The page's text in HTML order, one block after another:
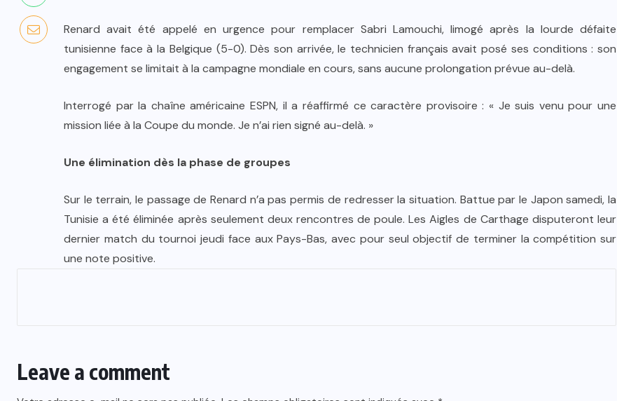
Renard avait été appelé en urgence pour remplacer Sabri Lamouchi, limogé après la lourde défaite
tunisienne face à la Belgique (5-0). Dès son arrivée, le technicien français avait posé ses conditions : son
engagement se limitait à la campagne mondiale en cours, sans aucune prolongation prévue au-delà.
Interrogé par la chaîne américaine ESPN, il a réaffirmé ce caractère provisoire : « Je suis venu pour une
mission liée à la Coupe du monde. Je n’ai rien signé au-delà. »
Une élimination dès la phase de groupes
Sur le terrain, le passage de Renard n’a pas permis de redresser la situation. Battue par le Japon samedi, la
Tunisie a été éliminée après seulement deux rencontres de poule. Les Aigles de Carthage disputeront leur
dernier match du tournoi jeudi face aux Pays-Bas, avec pour seul objectif de terminer la compétition sur
une note positive.
Leave a comment